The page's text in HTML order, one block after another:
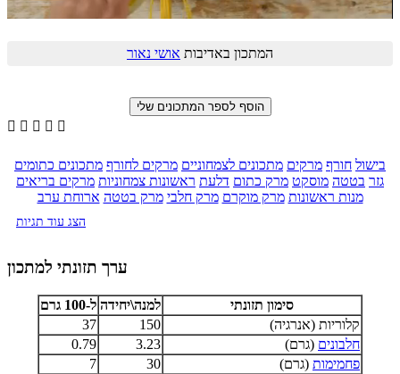
המתכון באדיבות אושי נאור
    
בישול חורף מרקים מתכונים לצמחוניים מרקים לחורף מתכונים כתומים
גזר בטטה מוסקט מרק כתום דלעת ראשונות צמחוניות מרקים בריאים
מנות ראשונות מרק מוקרם מרק חלבי מרק בטטה ארוחת ערב
הצג עוד תגיות
ערך תזונתי למתכון
סימון תזונתי למנה\יחידה ל-100 גרם
קלוריות (אנרגיה)
150
37
חלבונים (גרם) 3.23
0.79
פחמימות (גרם) 30
7